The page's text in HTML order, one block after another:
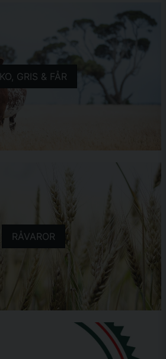
KO, GRIS & FÅR
RÅVAROR